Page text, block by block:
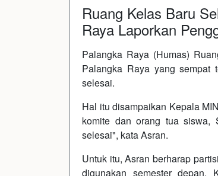
Ruang Kelas Baru
Raya Laporkan
Palangka Raya (Humas)
Palangka Raya yang sempat
selesai.
Hal itu disampaikan Kepala
komite dan orang tua siswa,
selesai", kata Asran.
Untuk itu, Asran berharap
digunakan semester depan.